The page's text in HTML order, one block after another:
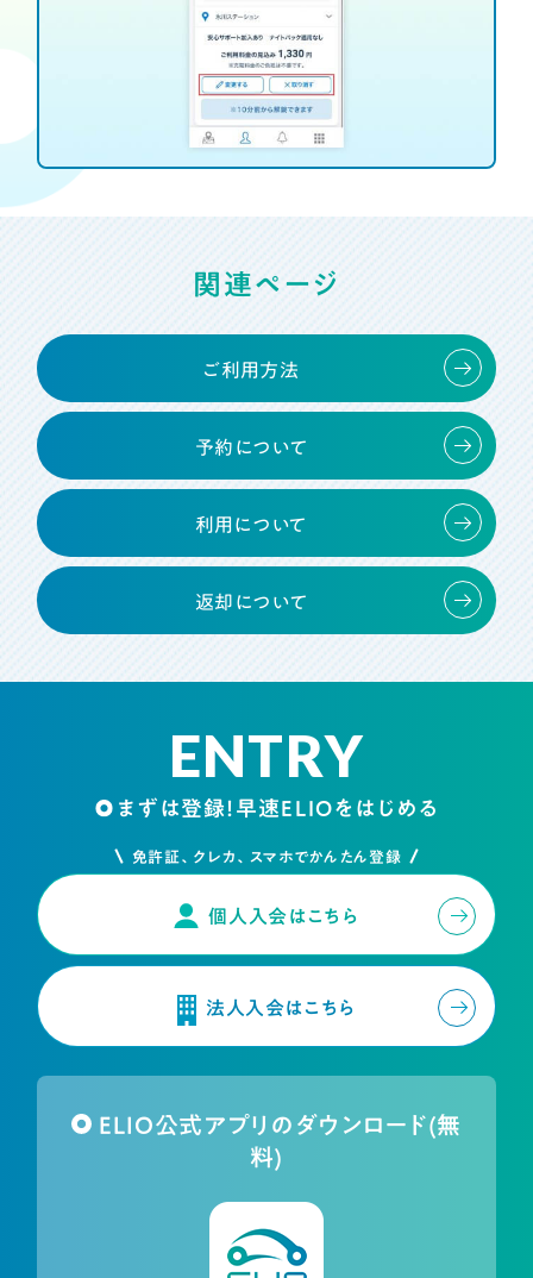
関連ページ
ご利用方法
予約について
利用について
返却について
ENTRY
まずは登録！早速ELIOをはじめる
免許証、クレカ、スマホでかんたん登録
個人入会はこちら
法人入会はこちら
ELIO公式アプリのダウンロード(無
料)